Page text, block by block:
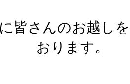
皆さんのお越し
おります。